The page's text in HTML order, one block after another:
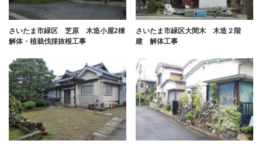
さいたま市緑区 芝原 木造小屋2棟
解体・植栽伐採抜根工事
さいたま市緑区大間木 木造２階
建 解体工事